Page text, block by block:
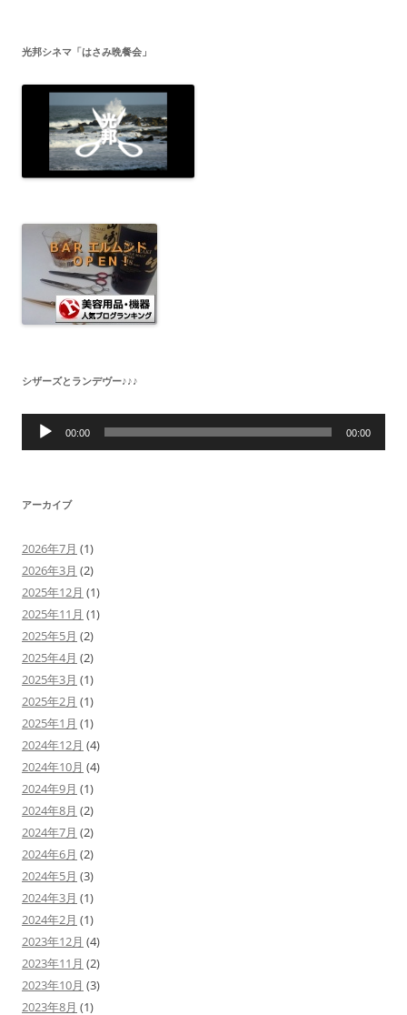
光邦シネマ「はさみ晩餐会」
シザーズとランデヴー♪♪♪
音
00:00 00:00
アーカイブ
2026年7月 (1)
2026年3月 (2)
2025年12月 (1)
2025年11月 (1)
2025年5月 (2)
2025年4月 (2)
2025年3月 (1)
2025年2月 (1)
2025年1月 (1)
2024年12月 (4)
2024年10月 (4)
2024年9月 (1)
2024年8月 (2)
2024年7月 (2)
2024年6月 (2)
2024年5月 (3)
2024年3月 (1)
2024年2月 (1)
2023年12月 (4)
2023年11月 (2)
2023年10月 (3)
2023年8月 (1)